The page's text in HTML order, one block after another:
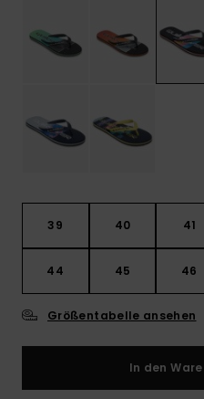
39 40 41
44 45 46
Größentabelle ansehen
In den